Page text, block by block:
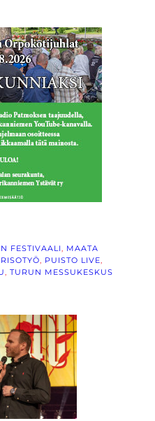
FESTIVAALI
MAATA
PUISTO LIVE
TURUN MESSUKESKUS